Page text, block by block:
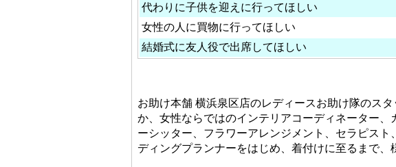
代わりに子供を迎えに行ってほしい
女性の人に買物に行ってほしい
結婚式に友人役で出席してほしい
お助け本舗 横浜泉区店のレディースお助け隊のス
か、女性ならではのインテリアコーディネーター
ーシッター、フラワーアレンジメント、セラピス
ディングプランナーをはじめ、着付けに至るまで、